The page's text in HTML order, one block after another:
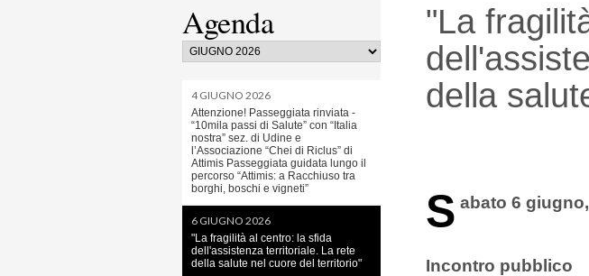
Agenda
4 GIUGNO 2026
Attenzione! Passeggiata rinviata -
“10mila passi di Salute” con “Italia
nostra” sez. di Udine e
l’Associazione “Chei di Riclus” di
Attimis Passeggiata guidata lungo il
percorso “Attimis: a Racchiuso tra
borghi, boschi e vigneti”
6 GIUGNO 2026
"La fragilità al centro: la sfida
dell'assistenza territoriale. La rete
della salute nel cuore del territorio"
"La
della
S abato 6
Incontro pubblico